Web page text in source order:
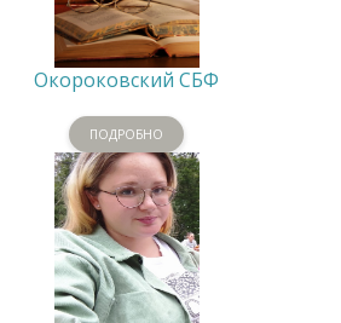
Окороковский СБФ
ПОДРОБНО